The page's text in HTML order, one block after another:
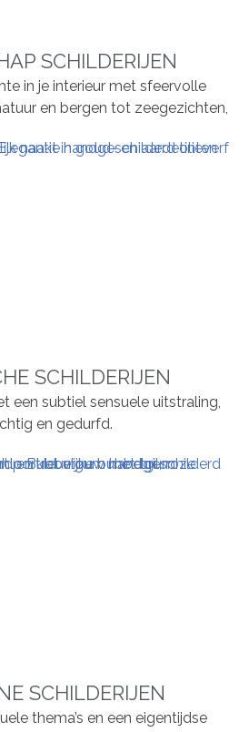
SCHILDERIJEN
in je interieur met sfeervolle
en bergen tot zeegezichten,
SCHILDERIJEN
een subtiel sensuele uitstraling,
en gedurfd.
SCHILDERIJEN
thema’s en een eigentijdse